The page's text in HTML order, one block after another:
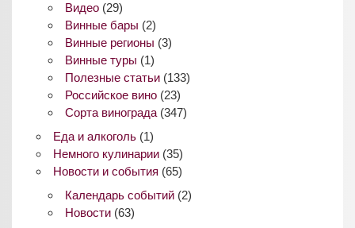
Видео(29)
Винные бары (2)
Винные регионы (3)
Винные туры (1)
Полезные статьи(133)
Российское вино(23)
Сорта винограда(347)
Еда и алкоголь(1)
Немного кулинарии(35)
Новости и события (65)
Календарь событий(2)
Новости(63)